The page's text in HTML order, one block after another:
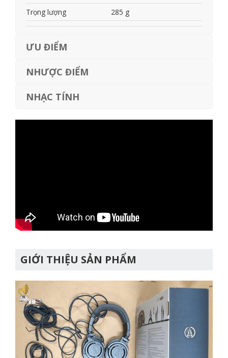
Trọng lượng
285 g
ƯU ĐIỂM
NHƯỢC ĐIỂM
NHẠC TÍNH
GIỚI THIỆU SẢN PHẨM